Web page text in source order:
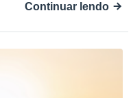
Continuar lendo